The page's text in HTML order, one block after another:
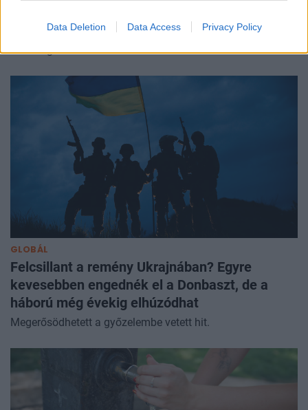
Data Deletion Data Access Privacy Policy
veszélyes játéka Marokkóban
Különleges módszert találtak a zsarolásra.
GLOBÁL
Felcsillant a remény Ukrajnában? Egyre
kevesebben engednék el a Donbaszt, de a
háború még évekig elhúzódhat
Megerősödhetett a győzelembe vetett hit.